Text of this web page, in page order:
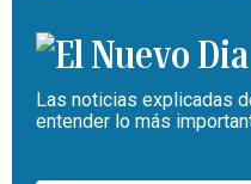
Las noticias explicadas
entender lo más